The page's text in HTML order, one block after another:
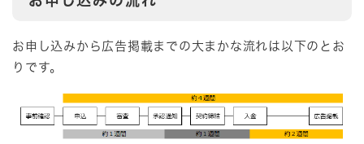
お申し込みから広告掲載までの大まかな流れは以下のとお
りです。